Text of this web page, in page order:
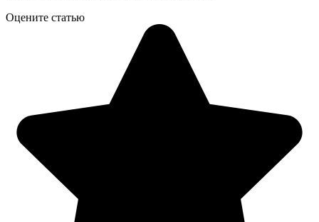
Оцените статью